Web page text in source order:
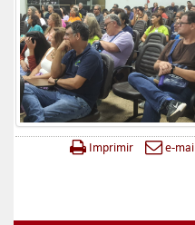
Imprimir e-mail